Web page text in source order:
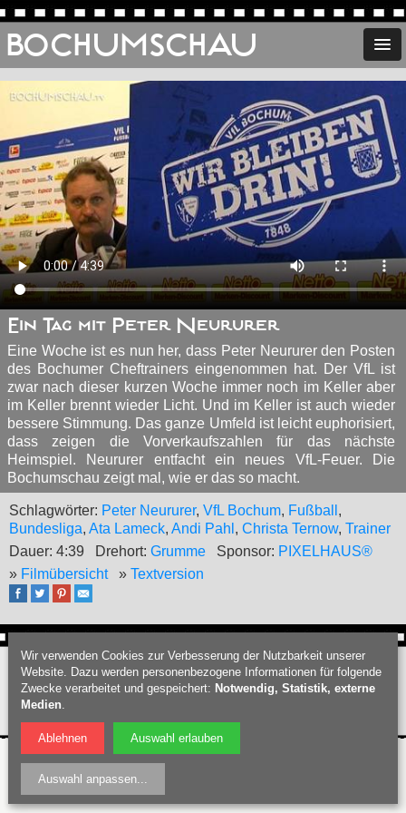
BOCHUMSCHAU
Ein Tag mit Peter Neururer
Eine Woche ist es nun her, dass Peter Neururer den Posten
des Bochumer Cheftrainers eingenommen hat. Der VfL ist
zwar nach dieser kurzen Woche immer noch im Keller aber
im Keller brennt wieder Licht. Und im Keller ist auch wieder
bessere Stimmung. Das ganze Umfeld ist leicht euphorisiert,
dass zeigen die Vorverkaufszahlen für das nächste
Heimspiel. Neururer entfacht ein neues VfL-Feuer. Die
Bochumschau zeigt mal, wie er das so macht.
Schlagwörter: Peter Neururer, VfL Bochum, Fußball ,
Bundesliga, Ata Lameck, Andi Pahl , Christa Ternow, Trainer
Dauer: 4:39
Drehort: Grumme Sponsor: PIXELHAUS®
» Filmübersicht » Textversion
Webdesign Bochum:PIXELHAUS®
Filmproduktion Bochum | Fotograf Bochum | Hochzeitsfotograf Bochum
|
Datenschutz
Wir verwenden Cookies zur Verbesserung der Nutzbarkeit unserer
Website. Dazu werden personenbezogene Informationen für folgende
Zwecke verarbeitet und gespeichert: Notwendig, Statistik, externe
Medien.
Ablehnen Auswahl erlauben
Auswahl anpassen...